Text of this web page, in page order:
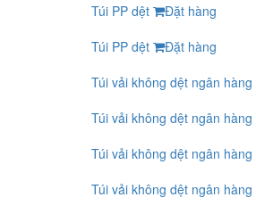
Túi PP dệt
Đặt hàng
Túi PP dệt
Đặt hàng
Túi vải không dệt ngân hàng
Túi vải không dệt ngân hàng
Túi vải không dệt ngân hàng
Túi vải không dệt ngân hàng